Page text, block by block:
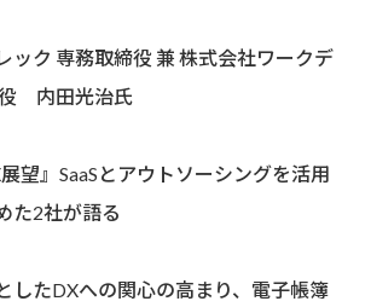
ック 専務取締役 兼 株式会社ワークデ
内田光治氏
望』SaaSとアウトソーシングを活用
た2社が語る
したDXへの関心の高まり、電子帳簿